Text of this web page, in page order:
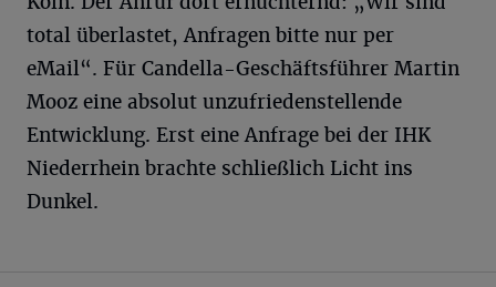
total überlastet, Anfragen bitte nur per
eMail“. Für Candella-Geschäftsführer Martin
Mooz eine absolut unzufriedenstellende
Entwicklung. Erst eine Anfrage bei der IHK
Niederrhein brachte schließlich Licht ins
Dunkel.